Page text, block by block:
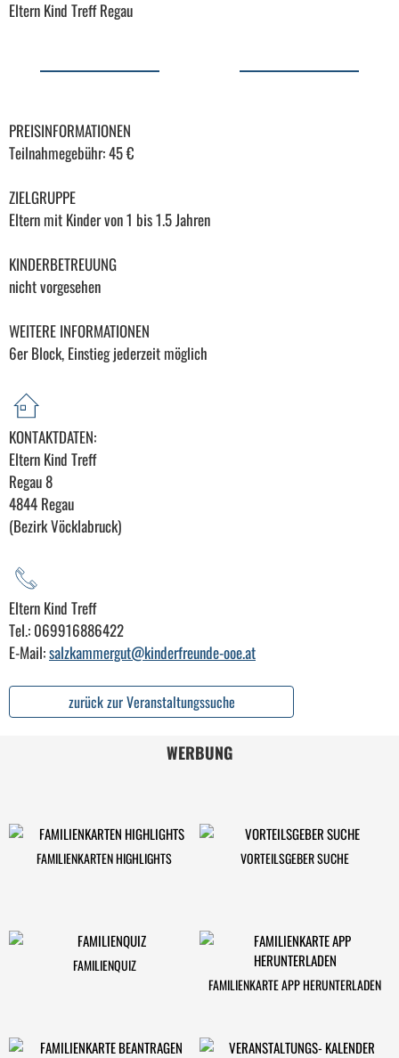
Eltern Kind Treff Regau
PREISINFORMATIONEN
Teilnahmegebühr: 45 €
ZIELGRUPPE
Eltern mit Kinder von 1 bis 1.5 Jahren
KINDERBETREUUNG
nicht vorgesehen
WEITERE INFORMATIONEN
6er Block, Einstieg jederzeit möglich
KONTAKTDATEN:
Eltern Kind Treff
Regau 8
4844 Regau
(Bezirk Vöcklabruck)
Eltern Kind Treff
Tel.: 069916886422
E-Mail:salzkammergut@kinderfreunde-ooe.at
zurück zur Veranstaltungssuche
WERBUNG
FAMILIENKARTEN HIGHLIGHTS VORTEILSGEBER SUCHE
FAMILIENQUIZ
FAMILIENKARTE APP HERUNTERLADEN